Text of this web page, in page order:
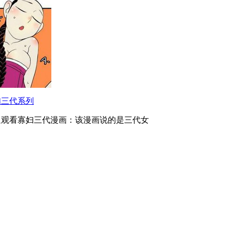
代系列
看寡妇三代漫画：该漫画说的是三代女